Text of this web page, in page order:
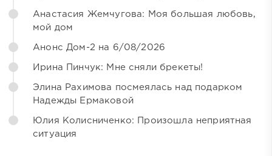
Анастасия Жемчугова: Моя большая любовь,
мой дом
Анонс Дом-2 на 6/08/2026
Ирина Пинчук: Мне сняли брекеты!
Элина Рахимова посмеялась над подарком
Надежды Ермаковой
Юлия Колисниченко: Произошла неприятная
ситуация